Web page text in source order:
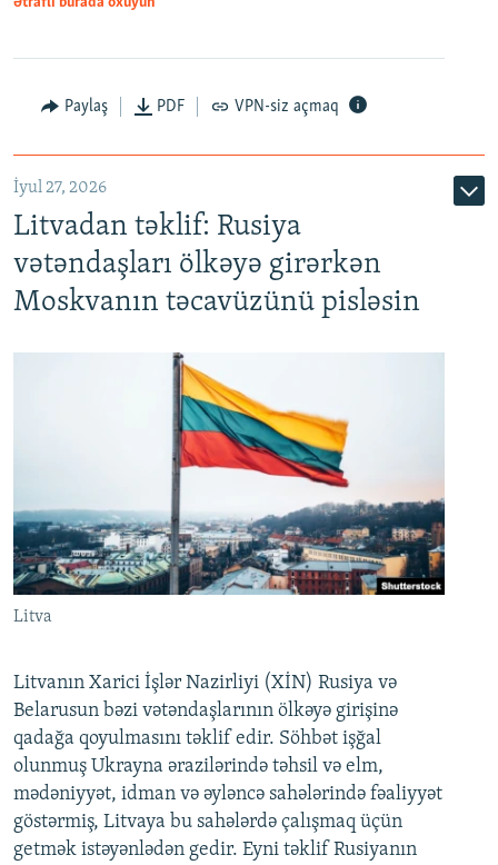
Paylaş PDF VPN-siz açmaq
İyul 27, 2026
Litvadan təklif: Rusiya
vətəndaşları ölkəyə girərkən
Moskvanın təcavüzünü pisləsin
Litva
Litvanın Xarici İşlər Nazirliyi (XİN) Rusiya və
Belarusun bəzi vətəndaşlarının ölkəyə girişinə
qadağa qoyulmasını təklif edir. Söhbət işğal
olunmuş Ukrayna ərazilərində təhsil və elm,
mədəniyyət, idman və əyləncə sahələrində fəaliyyət
göstərmiş, Litvaya bu sahələrdə çalışmaq üçün
getmək istəyənlədən gedir. Eyni təklif Rusiyanın